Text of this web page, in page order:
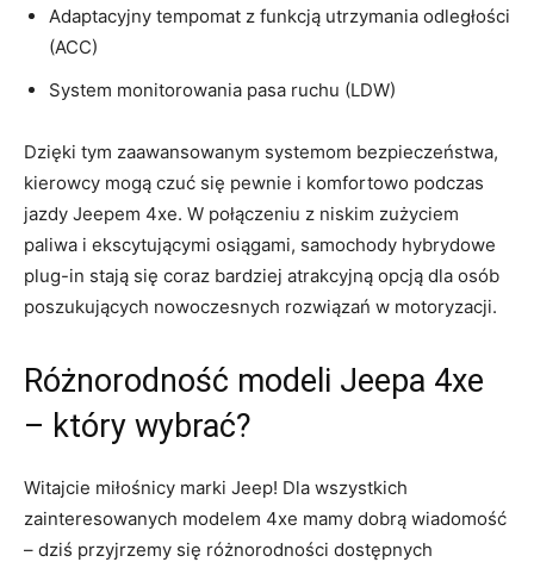
Adaptacyjny tempomat z ⁢funkcją ‍utrzymania odległości
(ACC)
System monitorowania pasa ruchu (LDW)
Dzięki tym ⁢zaawansowanym systemom bezpieczeństwa,⁣
kierowcy mogą czuć się pewnie ⁢i‍ komfortowo​ podczas
jazdy Jeepem 4xe.‍ W‌ połączeniu z niskim zużyciem‍
paliwa i ​ekscytującymi osiągami, samochody⁢ hybrydowe
plug-in stają się coraz bardziej atrakcyjną opcją dla osób
poszukujących nowoczesnych​ rozwiązań w motoryzacji.
Różnorodność modeli Jeepa 4xe ​
–⁣ który wybrać?
Witajcie miłośnicy ‍marki Jeep! Dla wszystkich
zainteresowanych modelem 4xe mamy dobrą wiadomość
‍– dziś ‍przyjrzemy się różnorodności dostępnych